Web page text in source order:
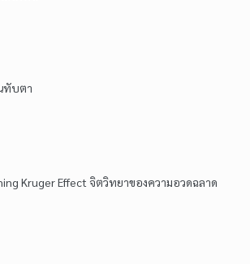
ทับตา
Kruger Effect จิตวิทยาของความอวดฉลาด